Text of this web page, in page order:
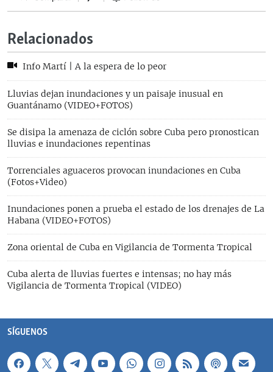
Relacionados
Info Martí | A la espera de lo peor
Lluvias dejan inundaciones y un paisaje inusual en
Guantánamo (VIDEO+FOTOS)
Se disipa la amenaza de ciclón sobre Cuba pero pronostican
lluvias e inundaciones repentinas
Torrenciales aguaceros provocan inundaciones en Cuba
(Fotos+Video)
Inundaciones ponen a prueba el estado de los drenajes de La
Habana (VIDEO+FOTOS)
Zona oriental de Cuba en Vigilancia de Tormenta Tropical
Cuba alerta de lluvias fuertes e intensas; no hay más
Vigilancia de Tormenta Tropical (VIDEO)
SÍGUENOS